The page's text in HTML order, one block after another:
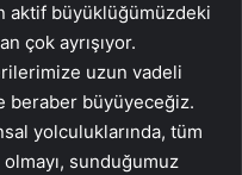
aktif büyüklüğümüzdeki
çok ayrışıyor.
uzun vadeli
beraber büyüyeceğiz.
yolculuklarında, tüm
sunduğumuz